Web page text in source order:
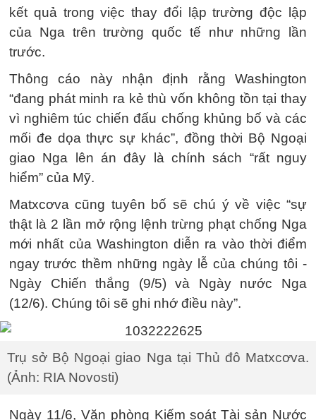
kết quả trong việc thay đổi lập trường độc lập
của Nga trên trường quốc tế như những lần
trước.
Thông cáo này nhận định rằng Washington
“đang phát minh ra kẻ thù vốn không tồn tại thay
vì nghiêm túc chiến đấu chống khủng bố và các
mối đe dọa thực sự khác”, đồng thời Bộ Ngoại
giao Nga lên án đây là chính sách “rất nguy
hiểm” của Mỹ.
Matxcơva cũng tuyên bố sẽ chú ý về việc “sự
thật là 2 lần mở rộng lệnh trừng phạt chống Nga
mới nhất của Washington diễn ra vào thời điểm
ngay trước thềm những ngày lễ của chúng tôi -
Ngày Chiến thắng (9/5) và Ngày nước Nga
(12/6). Chúng tôi sẽ ghi nhớ điều này”.
Trụ sở Bộ Ngoại giao Nga tại Thủ đô Matxcơva.
(Ảnh: RIA Novosti)
Ngày 11/6, Văn phòng Kiếm soát Tài sản Nước